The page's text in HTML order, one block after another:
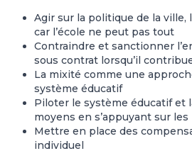
Agir sur la politique de la ville,
car l’école ne peut pas tout
Contraindre et sanctionner
sous contrat lorsqu’il
La mixité comme une
système éducatif
Piloter le système éducatif et
moyens en s’appuyant sur
Mettre en place des
individuel